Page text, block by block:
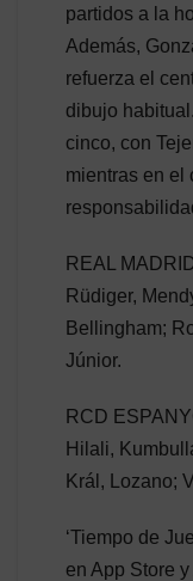
partidos a la
Además,
refuerza el
dibujo
cinco, con
mientras en el
REAL
Rüdiger,
Bellingham;
Júnior.
RCD
Hilali,
Král, Lozano;
‘Tiempo de
en App Store